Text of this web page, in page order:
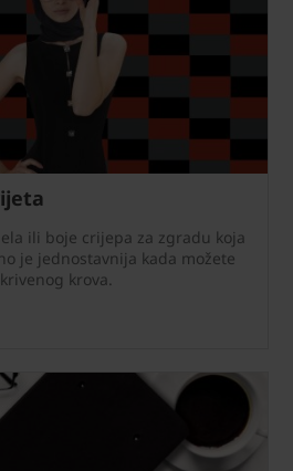
ili boje crijepa za zgradu koja
je jednostavnija kada možete
krova.